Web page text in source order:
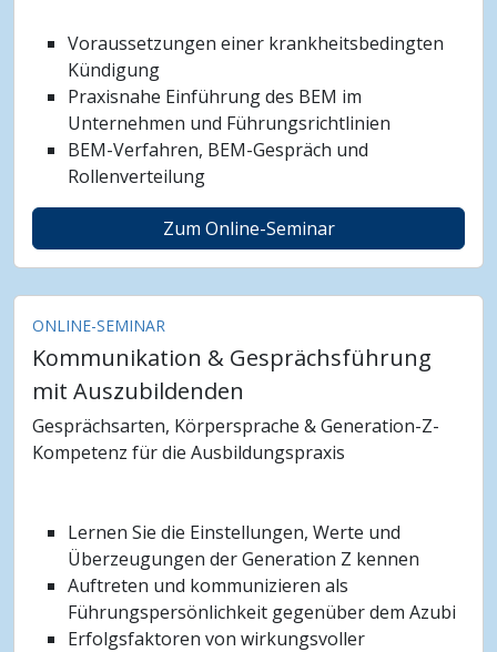
Voraussetzungen einer krankheitsbedingten
Kündigung
Praxisnahe Einführung des BEM im
Unternehmen und Führungsrichtlinien
BEM-Verfahren, BEM-Gespräch und
Rollenverteilung
Zum Online-Seminar
ONLINE-SEMINAR
Kommunikation & Gesprächsführung
mit Auszubildenden
Gesprächsarten, Körpersprache & Generation-Z-
Kompetenz für die Ausbildungspraxis
Lernen Sie die Einstellungen, Werte und
Überzeugungen der Generation Z kennen
Auftreten und kommunizieren als
Führungspersönlichkeit gegenüber dem Azubi
Erfolgsfaktoren von wirkungsvoller